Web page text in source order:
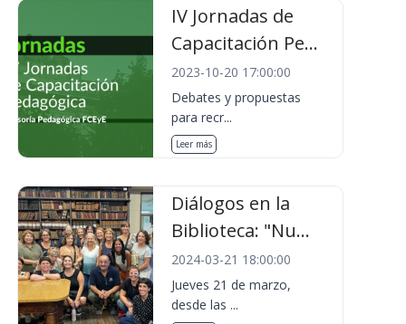
IV Jornadas de
Capacitación Pe...
2023-10-20 17:00:00
Debates y propuestas
para recr...
Leer más
Diálogos en la
Biblioteca: "Nu...
2024-03-21 18:00:00
Jueves 21 de marzo,
desde las ...